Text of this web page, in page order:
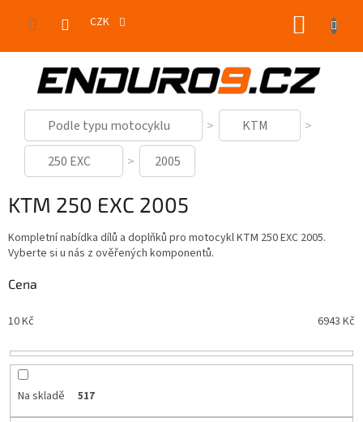
CZK
Podle typu motocyklu
KTM
250 EXC
2005
KTM 250 EXC 2005
Kompletní nabídka dílů a doplňků pro motocykl KTM 250 EXC 2005.
Vyberte si u nás z ověřených komponentů.
Cena
10Kč 6943 Kč
Na skladě 517